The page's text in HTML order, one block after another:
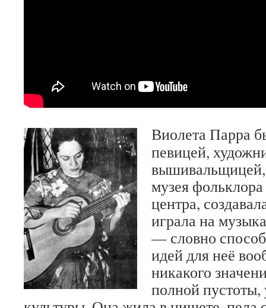
Виолета Парра
певицей,
вышивальщицей,
музея
центра,
играла на
— словно
идей для неё
никакого
полной пустоты,